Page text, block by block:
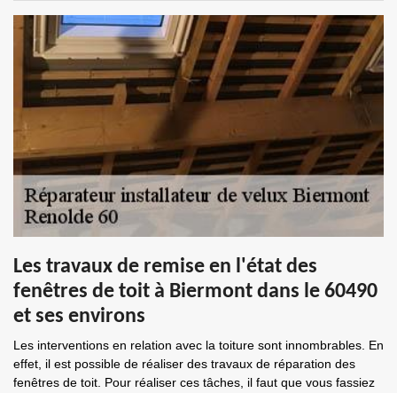
Les travaux de remise en l'état des
fenêtres de toit à Biermont dans le 60490
et ses environs
Les interventions en relation avec la toiture sont innombrables. En
effet, il est possible de réaliser des travaux de réparation des
fenêtres de toit. Pour réaliser ces tâches, il faut que vous fassiez